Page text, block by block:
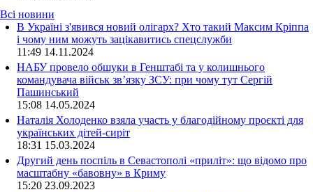
Всі новини
В Україні з'явився новий олігарх? Хто такий Максим Кріппа
і чому ним можуть зацікавитись спецслужби
11:49 14.11.2024
НАБУ провело обшуки в Генштабі та у колишнього
командувача військ зв’язку ЗСУ: при чому тут Сергій
Пашинський
15:08 14.05.2024
Наталія Холоденко взяла участь у благодійному проєкті для
українських дітей-сиріт
18:31 15.03.2024
Другий день поспіль в Севастополі «приліт»: що відомо про
масштабну «бавовну» в Криму
15:20 23.09.2023